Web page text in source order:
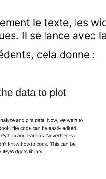
le texte, les
Il se lance avec
cela donne :